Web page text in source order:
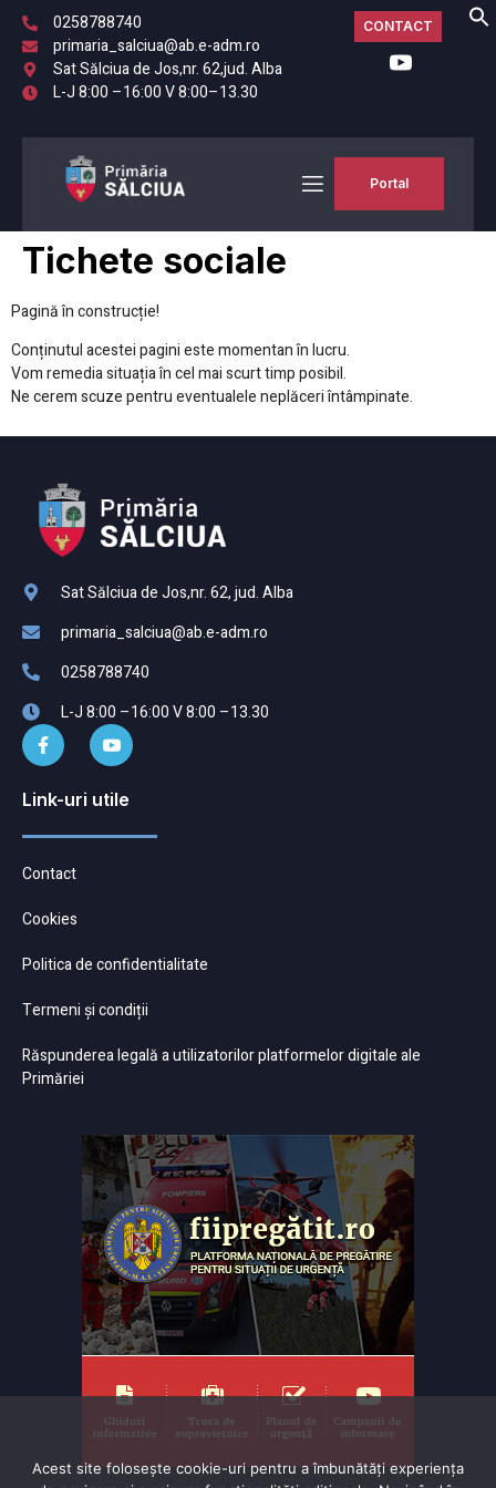
0258788740
primaria_salciua@ab.e-adm.ro
Sat Sălciua de Jos,nr. 62,jud. Alba
L-J 8:00 –16:00 V 8:00–13.30
CONTACT
Portal
Tichete sociale
Pagină în construcție!
Conținutul acestei pagini este momentan în lucru.
Vom remedia situația în cel mai scurt timp posibil.
Ne cerem scuze pentru eventualele neplăceri întâmpinate.
Sat Sălciua de Jos,nr. 62, jud. Alba
primaria_salciua@ab.e-adm.ro
0258788740
L-J 8:00 –16:00 V 8:00 –13.30
Link-uri utile
Contact
Cookies
Politica de confidentialitate
Termeni și condiții
Răspunderea legală a utilizatorilor platformelor digitale ale
Primăriei
Acest site folosește cookie-uri pentru a îmbunătăți experiența